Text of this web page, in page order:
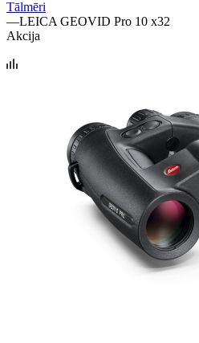
Tālmēri
—LEICA GEOVID Pro 10 x32
Akcija